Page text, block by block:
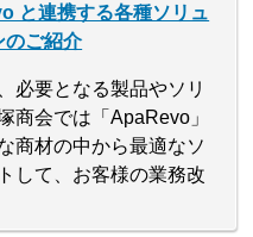
と連携する各種ソリュ
のご紹介
必要となる製品やソリ
商会では「ApaRevo」
商材の中から最適なソ
して、お客様の業務改